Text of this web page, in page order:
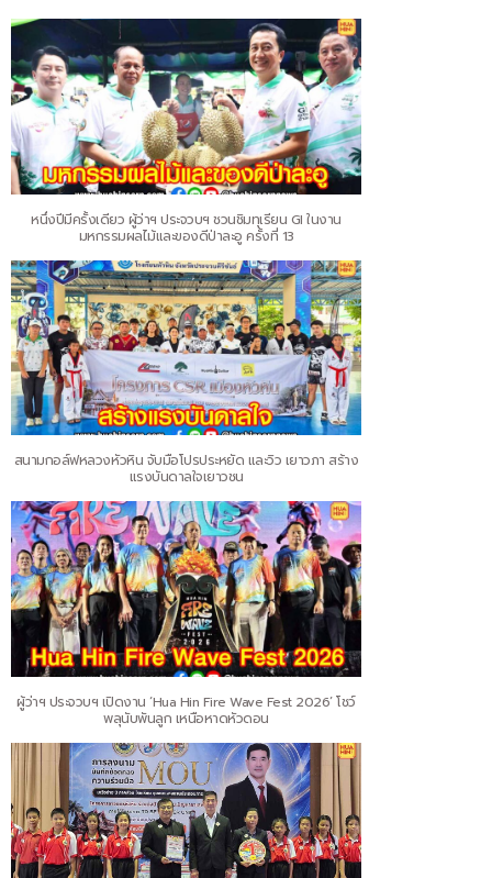
หนึ่งปีมีครั้งเดียว ผู้ว่าฯ ประจวบฯ ชวนชิมทุเรียน GI ในงาน
มหกรรมผลไม้และของดีป่าละอู ครั้งที่ 13
สนามกอล์ฟหลวงหัวหิน จับมือโปรประหยัด และวิว เยาวภา สร้าง
แรงบันดาลใจเยาวชน
ผู้ว่าฯ ประจวบฯ เปิดงาน ‘Hua Hin Fire Wave Fest 2026’ โชว์
พลุนับพันลูก เหนือหาดหัวดอน